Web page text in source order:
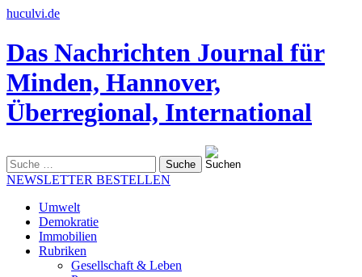
huculvi.de
Das Nachrichten Journal für
Minden, Hannover,
Überregional, International
nach:
NEWSLETTER BESTELLEN
Umwelt
Demokratie
Immobilien
Rubriken
Gesellschaft & Leben